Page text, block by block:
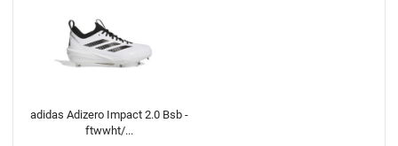
adidas Adizero Impact 2.0 Bsb -
ftwwht/...